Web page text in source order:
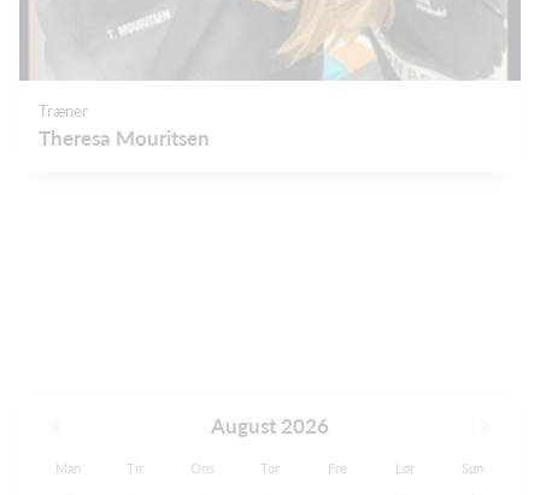
Træner
Theresa Mouritsen
August 2026
Man Tir Ons Tor Fre Lør Søn